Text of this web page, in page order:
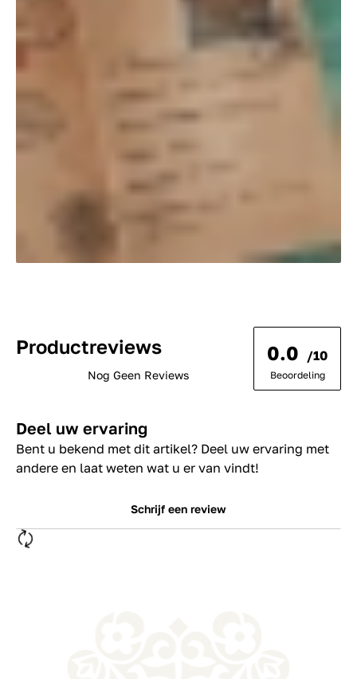
Productreviews
Nog Geen Reviews
0.0 /10
Beoordeling
Deel uw ervaring
Bent u bekend met dit artikel? Deel uw ervaring met
andere en laat weten wat u er van vindt!
Schrijf een review